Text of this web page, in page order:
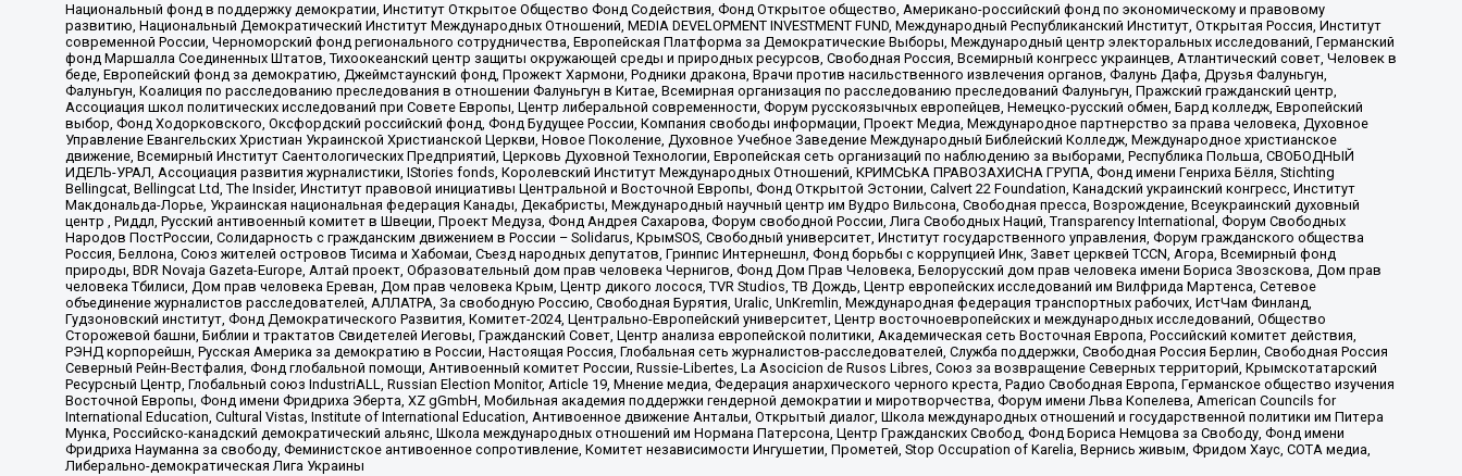
Национальный фонд в поддержку демократии, Институт Открытое Общество Фонд Содействия, Фонд Открытое общество, Американо-российский фонд по экономическому и правовому
развитию, Национальный Демократический Институт Международных Отношений, MEDIA DEVELOPMENT INVESTMENT FUND, Международный Республиканский Институт, Открытая Россия, Институт
современной России, Черноморский фонд регионального сотрудничества, Европейская Платформа за Демократические Выборы, Международный центр электоральных исследований, Германский
фонд Маршалла Соединенных Штатов, Тихоокеанский центр защиты окружающей среды и природных ресурсов, Свободная Россия, Всемирный конгресс украинцев, Атлантический совет, Человек в
беде, Европейский фонд за демократию, Джеймстаунский фонд, Прожект Хармони, Родники дракона, Врачи против насильственного извлечения органов, Фалунь Дафа, Друзья Фалуньгун,
Фалуньгун, Коалиция по расследованию преследования в отношении Фалуньгун в Китае, Всемирная организация по расследованию преследований Фалуньгун, Пражский гражданский центр,
Ассоциация школ политических исследований при Совете Европы, Центр либеральной современности, Форум русскоязычных европейцев, Немецко-русский обмен, Бард колледж, Европейский
выбор, Фонд Ходорковского, Оксфордский российский фонд, Фонд Будущее России, Компания свободы информации, Проект Медиа, Международное партнерство за права человека, Духовное
Управление Евангельских Христиан Украинской Христианской Церкви, Новое Поколение, Духовное Учебное Заведение Международный Библейский Колледж, Международное христианское
движение, Всемирный Институт Саентологических Предприятий, Церковь Духовной Технологии, Европейская сеть организаций по наблюдению за выборами, Республика Польша, СВОБОДНЫЙ
ИДЕЛЬ-УРАЛ, Ассоциация развития журналистики, IStories fonds, Королевский Институт Международных Отношений, КРИМСЬКА ПРАВОЗАХИСНА ГРУПА, Фонд имени Генриха Бёлля, Stichting
Bellingcat, Bellingcat Ltd, The Insider, Институт правовой инициативы Центральной и Восточной Европы, Фонд Открытой Эстонии, Calvert 22 Foundation, Канадский украинский конгресс, Институт
Макдональда-Лорье, Украинская национальная федерация Канады, Декабристы, Международный научный центр им Вудро Вильсона, Свободная пресса, Возрождение, Всеукраинский духовный
центр , Риддл, Русский антивоенный комитет в Швеции, Проект Медуза, Фонд Андрея Сахарова, Форум свободной России, Лига Свободных Наций, Transparеncy International, Форум Свободных
Народов ПостРоссии, Солидарность с гражданским движением в России – Solidarus, КрымSOS, Свободный университет, Институт государственного управления, Форум гражданского общества
Россия, Беллона, Союз жителей островов Тисима и Хабомаи, Съезд народных депутатов, Гринпис Интернешнл, Фонд борьбы с коррупцией Инк, Завет церквей TCCN, Агора, Всемирный фонд
природы, BDR Novaja Gazeta-Europe, Алтай проект, Образовательный дом прав человека Чернигов, Фонд Дом Прав Человека, Белорусский дом прав человека имени Бориса Звозскова, Дом прав
человека Тбилиси, Дом прав человека Ереван, Дом прав человека Крым, Центр дикого лосося, TVR Studios, ТВ Дождь, Центр европейских исследований им Вилфрида Мартенса, Сетевое
объединение журналистов расследователей, АЛЛАТРА, За свободную Россию, Свободная Бурятия, Uralic, UnKremlin, Международная федерация транспортных рабочих, ИстЧам Финланд,
Гудзоновский институт, Фонд Демократического Развития, Комитет-2024, Центрально-Европейский университет, Центр восточноевропейских и международных исследований, Общество
Сторожевой башни, Библии и трактатов Свидетелей Иеговы, Гражданский Совет, Центр анализа европейской политики, Академическая сеть Восточная Европа, Российский комитет действия,
РЭНД корпорейшн, Русская Америка за демократию в России, Настоящая Россия, Глобальная сеть журналистов-расследователей, Служба поддержки, Свободная Россия Берлин, Свободная Россия
Северный Рейн-Вестфалия, Фонд глобальной помощи, Антивоенный комитет России, Russie-Libertes, La Asocicion de Rusos Libres, Союз за возвращение Северных территорий, Крымскотатарский
Ресурсный Центр, Глобальный союз IndustriALL, Russian Election Monitor, Article 19, Мнение медиа, Федерация анархического черного креста, Радио Свободная Европа, Германское общество изучения
Восточной Европы, Фонд имени Фридриха Эберта, XZ gGmbH, Мобильная академия поддержки гендерной демократии и миротворчества, Форум имени Льва Копелева, American Councils for
International Education, Cultural Vistas, Institute of International Education, Антивоенное движение Антальи, Открытый диалог, Школа международных отношений и государственной политики им Питера
Мунка, Российско-канадский демократический альянс, Школа международных отношений им Нормана Патерсона, Центр Гражданских Свобод, Фонд Бориса Немцова за Свободу, Фонд имени
Фридриха Науманна за свободу, Феминистское антивоенное сопротивление, Комитет независимости Ингушетии, Прометей, Stop Occupation of Karelia, Вернись живым, Фридом Хаус, СОТА медиа,
Либерально-демократическая Лига Украины